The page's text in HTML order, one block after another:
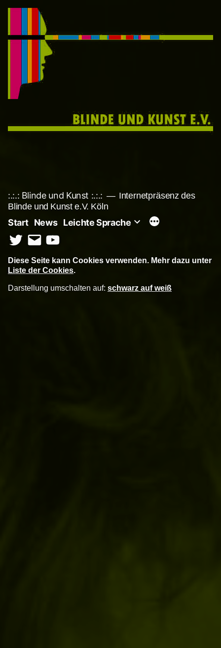
Zum
springen
:.:.: Blinde und Kunst :.:.:
Internetpräsenz des
Blinde und Kunst e.V. Köln
Start News Leichte Sprache
TwitterE-
YouTube
Diese Seite kann Cookies verwenden. Mehr dazu unter
Liste der Cookies.
Darstellung umschalten auf: schwarz auf weiß